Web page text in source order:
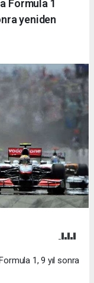
Formula 1
yeniden
1, 9 yıl sonra